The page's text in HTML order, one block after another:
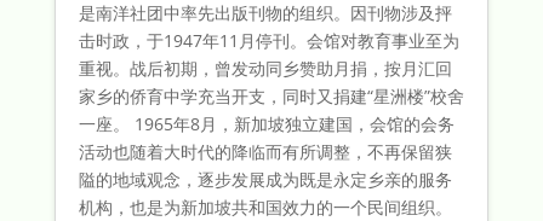
是南洋社团中率先出版刊物的组织。因刊物涉及抨
击时政，于1947年11月停刊。会馆对教育事业至为
重视。战后初期，曾发动同乡赞助月捐，按月汇回
家乡的侨育中学充当开支，同时又捐建“星洲楼”校舍
一座。 1965年8月，新加坡独立建国，会馆的会务
活动也随着大时代的降临而有所调整，不再保留狭
隘的地域观念，逐步发展成为既是永定乡亲的服务
机构，也是为新加坡共和国效力的一个民间组织。